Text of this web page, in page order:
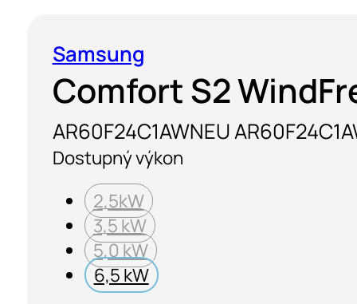
Samsung
Comfort S2
AR60F24C1AWNEU
Dostupný výkon
2,5kW
3,5 kW
5,0 kW
6,5 kW